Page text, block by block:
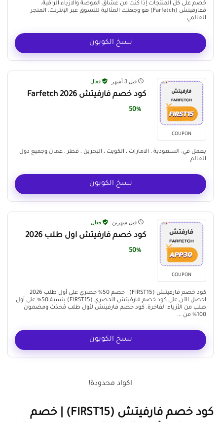
خصم على كل المنتجات إذا كنت من عشاق الموضة والازياء الراقية،
ففارفيتش (Farfetch) هو وجهتك المثالية للتسوق عبر الإنترنت. المتجر
العالمي ...
نسخ الكوبون
COUPON
قبل 3 أشهر فعال
كود خصم فارفيتش Farfetch 2026
50%
يعمل في: السعودية ، الامارات ، الكويت ، البحرين ، قطر ، عمان وجميع دول
العالم.
نسخ الكوبون
COUPON
قبل شهرين فعال
كود خصم فارفيتش اول طلب 2026
50%
كود خصم فارفيتش (FIRST15) | خصم 50% حصري على أول طلب 2026
احصل الآن على كود خصم فارفيتش الحصري (FIRST15) بنسبة 50% على أول
طلب من الأزياء الفاخرة. كود خصم فارفيتش لأول طلب مُحدّث ومضمون
100% من ...
نسخ الكوبون
اكواد محدودة!
كود خصم فارفيتش (FIRST15) | خصم